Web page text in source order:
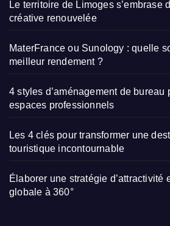
Le territoire de Limoges s’embrase
créative renouvelée
MaterFrance ou Sunology : quelle
meilleur rendement ?
4 styles d’aménagement de bureau
espaces professionnels
Les 4 clés pour transformer une
touristique incontournable
Élaborer une stratégie d’attractivité
globale à 360°